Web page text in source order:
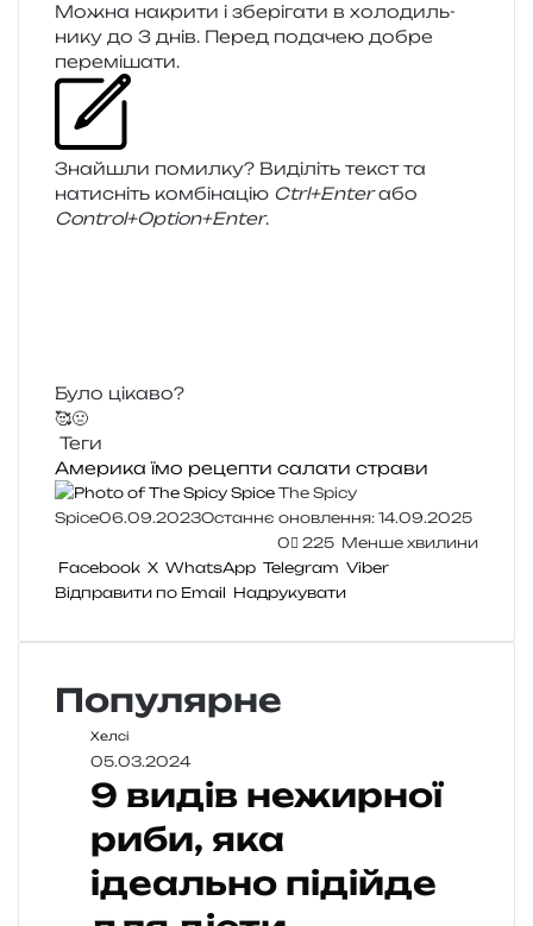
Можна накри­ти і збе­рі­га­ти в холо­диль­
ни­ку до 3 днів. Перед пода­чею добре
перемішати.
Знайшли помил­ку? Виділіть текст та
нати­сніть ком­бі­на­цію Ctrl+Enterабо
Control+Option+Enter.
Було цікаво?
🥰🤢
Теги
Америка їмо рецепти салати страви
The Spicy
Spice06.09.2023Останнє оновлення: 14.09.2025
0
225 Менше хвилини
Facebook X WhatsApp Telegram Viber
Відправити по Email Надрукувати
Популярне
Хелсі
05.03.2024
9 видів нежирної
риби, яка
ідеально підійде